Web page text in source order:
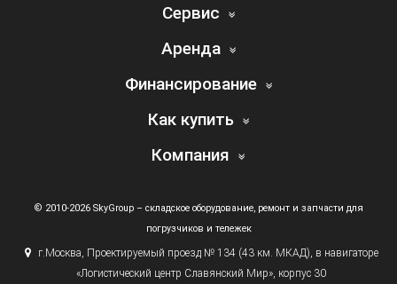
Сервис
Аренда
Финансирование
Как купить
Компания
© 2010-2026 SkyGroup – складское оборудование, ремонт и запчасти для
погрузчиков и тележек
г.Москва, Проектируемый проезд № 134 (43км. МКАД), в навигаторе
«Логистический центр Славянский Мир», корпус 30